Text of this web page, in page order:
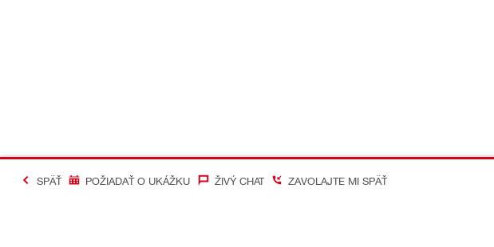
SPÄŤ POŽIADAŤ O UKÁŽKU ŽIVÝ CHAT ZAVOLAJTE MI SPÄŤ